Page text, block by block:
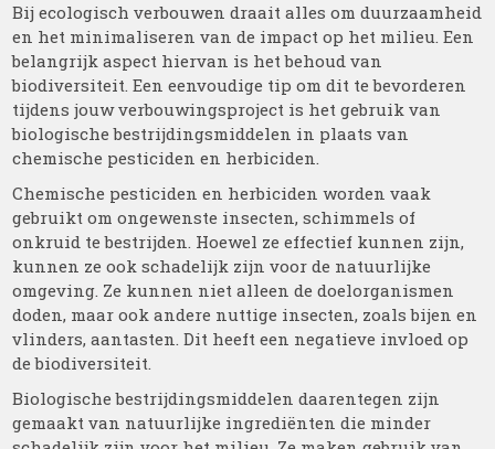
Bij ecologisch verbouwen draait alles om duurzaamheid
en het minimaliseren van de impact op het milieu. Een
belangrijk aspect hiervan is het behoud van
biodiversiteit. Een eenvoudige tip om dit te bevorderen
tijdens jouw verbouwingsproject is het gebruik van
biologische bestrijdingsmiddelen in plaats van
chemische pesticiden en herbiciden.
Chemische pesticiden en herbiciden worden vaak
gebruikt om ongewenste insecten, schimmels of
onkruid te bestrijden. Hoewel ze effectief kunnen zijn,
kunnen ze ook schadelijk zijn voor de natuurlijke
omgeving. Ze kunnen niet alleen de doelorganismen
doden, maar ook andere nuttige insecten, zoals bijen en
vlinders, aantasten. Dit heeft een negatieve invloed op
de biodiversiteit.
Biologische bestrijdingsmiddelen daarentegen zijn
gemaakt van natuurlijke ingrediënten die minder